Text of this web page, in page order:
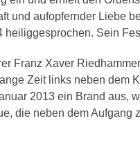
und aufopfernder Liebe
Sein
Franz Xaver
Zeit links neben dem
2013 ein Brand aus,
die neben dem Aufgang